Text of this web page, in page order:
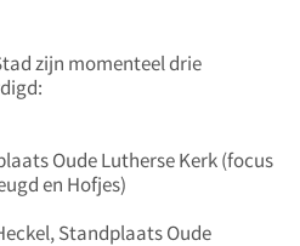
zijn momenteel drie
Oude Lutherse Kerk (focus
en Hofjes)
Standplaats Oude